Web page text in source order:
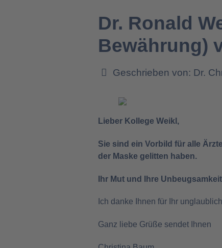
Dr. Ronald
Bewährung)
Geschrieben von: Dr.
Lieber Kollege Weikl,
Sie sind ein Vorbild für alle
der Maske gelitten haben.
Ihr Mut und Ihre
Ich danke Ihnen für Ihr
Ganz liebe Grüße sendet Ihnen